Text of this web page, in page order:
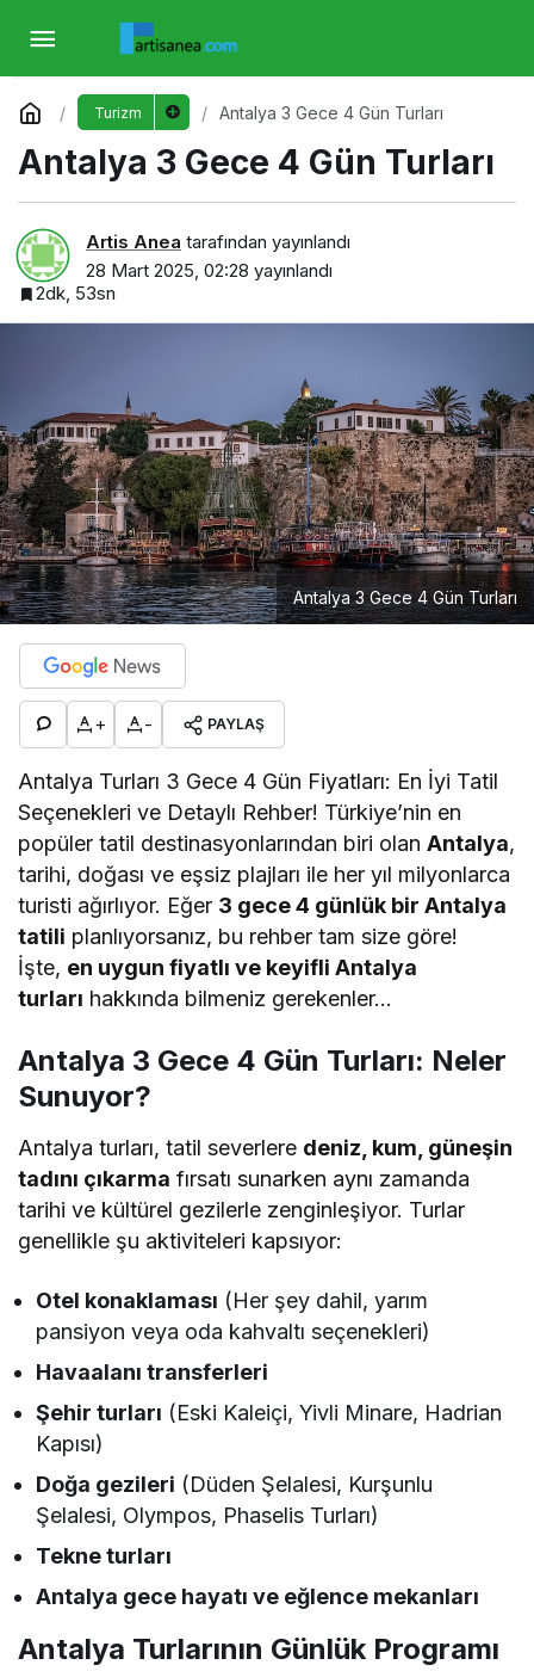
Turizm Antalya 3 Gece 4 Gün Turları
Antalya 3 Gece 4 Gün Turları
Artis Anea tarafından yayınlandı
28 Mart 2025, 02:28 yayınlandı
2dk, 53sn
Antalya 3 Gece 4 Gün Turları
+ - PAYLAŞ
Antalya Turları 3 Gece 4 Gün Fiyatları: En İyi Tatil
Seçenekleri ve Detaylı Rehber! Türkiye’nin en
popüler tatil destinasyonlarından biri olanAntalya,
tarihi, doğası ve eşsiz plajları ile her yıl milyonlarca
turisti ağırlıyor. Eğer 3 gece 4 günlük bir Antalya
tatili planlıyorsanız, bu rehber tam size göre!
İşte, en uygun fiyatlı ve keyifli Antalya
turları hakkında bilmeniz gerekenler…
Antalya 3 Gece 4 Gün Turları: Neler
Sunuyor?
Antalya turları, tatil severlere deniz, kum, güneşin
tadını çıkarma fırsatı sunarken aynı zamanda
tarihi ve kültürel gezilerle zenginleşiyor. Turlar
genellikle şu aktiviteleri kapsıyor:
Otel konaklaması (Her şey dahil, yarım
pansiyon veya oda kahvaltı seçenekleri)
Havaalanı transferleri
Şehir turları (Eski Kaleiçi, Yivli Minare, Hadrian
Kapısı)
Doğa gezileri (Düden Şelalesi, Kurşunlu
Şelalesi, Olympos, Phaselis Turları)
Tekne turları
Antalya gece hayatı ve eğlence mekanları
Antalya Turlarının Günlük Programı
Antalya 3 Gece 4 Gün Turları
Yorum Yap